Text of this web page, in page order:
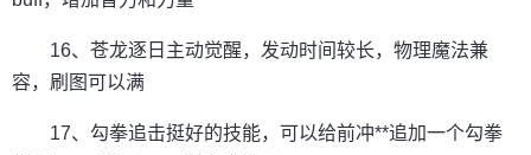
16、苍龙逐日主动觉醒，发动时间较长，物理魔法兼
容，刷图可以满
17、勾拳追击挺好的技能，可以给前冲**追加一个勾拳